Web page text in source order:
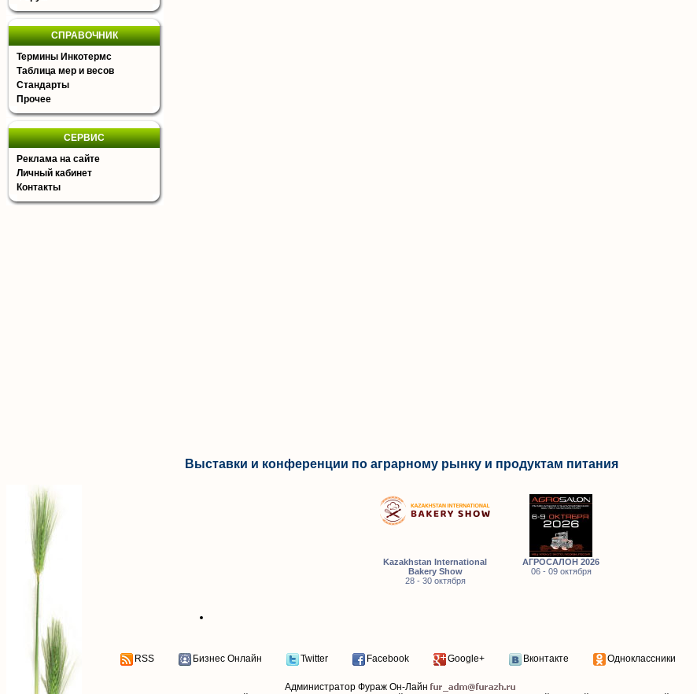
СПРАВОЧНИК
Термины Инкотермс
Таблица мер и весов
Стандарты
Прочее
СЕРВИС
Реклама на сайте
Личный кабинет
Контакты
Выставки и конференции по аграрному рынку и продуктам питания
Kazakhstan International
Bakery Show
28 - 30 октября
АГРОСАЛОН 2026
06 - 09 октября
RSS Бизнес Онлайн Twitter Facebook Google+ Вконтакте Одноклассники
Администратор Фураж Он-Лайн